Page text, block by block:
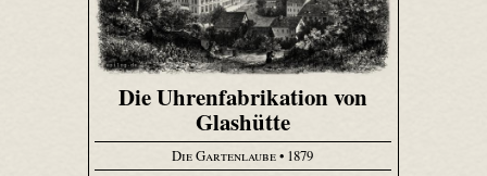
Die Uhrenfabrikation von
Glashütte
Die Gartenlaube• 1879